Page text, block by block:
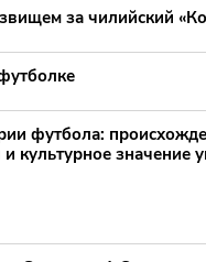
за чилийский
футбола:
культурное значение